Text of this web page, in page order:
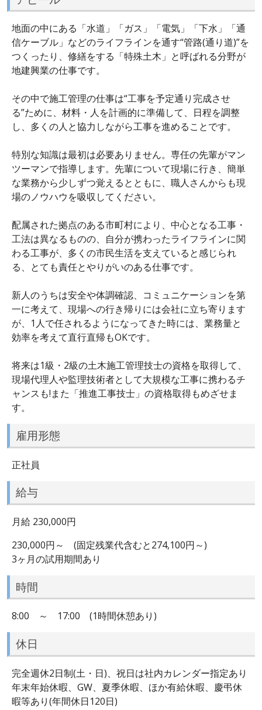
地面の中にある「水道」「ガス」「電気」「下水」「通
信ケーブル」などのライフラインを通す“管路(通り道)”を
つくったり、修繕をする「特殊土木」と呼ばれる分野が
地建興業の仕事です。
その中で施工管理の仕事は“工事を予定通り完成させ
る”ために、材料・人を計画的に準備して、日程を調整
し、多くの人と協力しながら工事を進めることです。
特別な知識は最初は必要ありません。専任の先輩がマン
ツーマンで指導します。先輩について現場に行き、簡単
な業務から少しずつ覚えるとともに、職人さんからも現
場のノウハウを吸収してください。
配属された拠点のある市町村により、中心となる工事・
工法は異なるものの、自分が携わったライフラインに関
わる工事が、多くの市民生活を支えていると感じられ
る、とても責任とやりがいのある仕事です。
新人のうちは安全や体調確認、コミュニケーションを第
一に考えて、現場への行き帰りには会社に立ち寄ります
が、1人で任されるようになってきた時には、業務量と
効率を考えて直行直帰もOKです。
将来は1級・2級の土木施工管理技士の資格を取得して、
現場代理人や監理技術者として大規模な工事に携わるチ
ャンスも!また「推進工事技士」の資格取得もめざせま
す。
雇用形態
正社員
給与
月給 230,000円
230,000円～ (固定残業代含むと274,100円～)
3ヶ月の試用期間あり
時間
8:00 ～ 17:00 (1時間休憩あり)
休日
完全週休2日制(土・日)、祝日は社内カレンダー指定あり
年末年始休暇、GW、夏季休暇、ほか有給休暇、慶弔休
暇等あり(年間休日120日)